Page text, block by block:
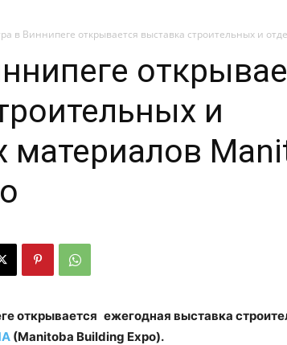
в Виннипеге открывается выставка строительных и
и
материалов
открывается ежегодная выставка
(Manitoba Building Expo).